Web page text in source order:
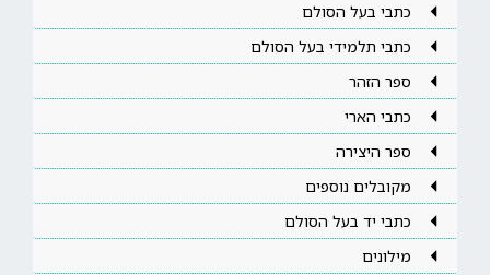
כתבי בעל הסולם
כתבי תלמידי בעל הסולם
ספר הזהר
כתבי הארי
ספר היצירה
מקובלים נוספים
כתבי יד בעל הסולם
מילונים